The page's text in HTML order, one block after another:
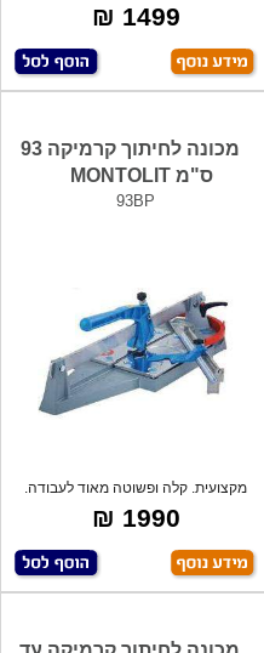
לעבוד
1499 ₪
מכונה לחיתוך קרמיקה 93
ס"מ MONTOLIT
93BP
מקצועית. קלה ופשוטה מאוד לעבודה.
לעבוד
1990 ₪